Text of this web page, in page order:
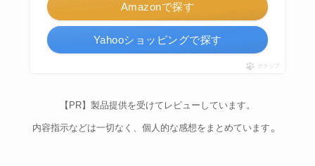
Amazonで探す
Yahooショッピングで探す
ポチップ
【PR】製品提供を受けてレビューしています。
内容指示などは一切なく、個人的な感想をまとめています 。